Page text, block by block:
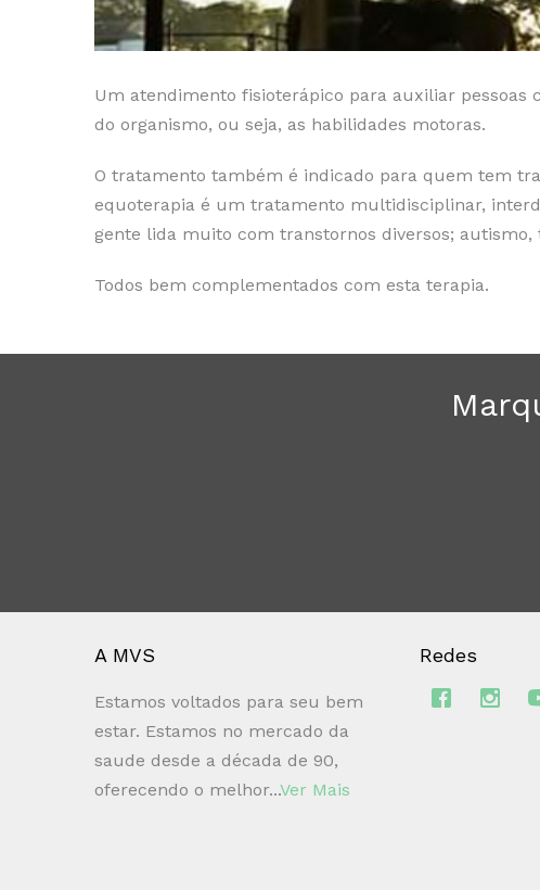
Um atendimento fisioterápico para auxiliar
do organismo, ou seja, as habilidades motoras.
O tratamento também é indicado para quem tem
equoterapia é um tratamento multidisciplinar,
gente lida muito com transtornos diversos;
Todos bem complementados com esta terapia.
A MVS
Estamos voltados para seu bem
estar. Estamos no mercado da
saude desde a década de 90,
oferecendo o melhor...Ver Mais
Redes